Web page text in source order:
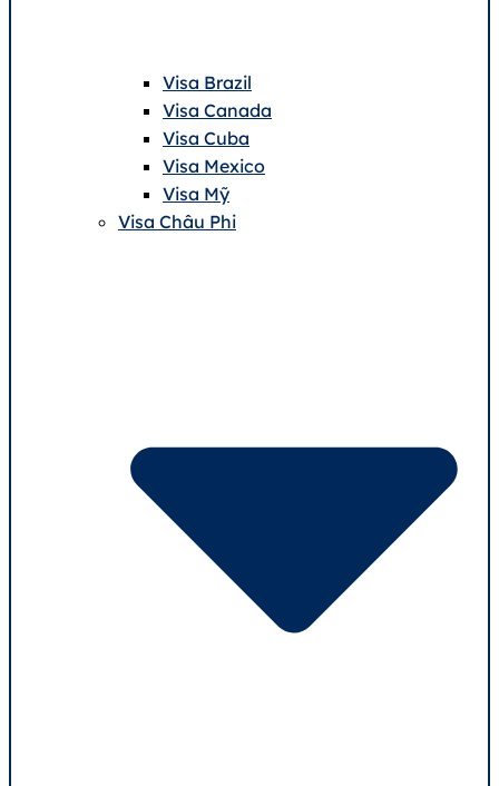
Visa Brazil
Visa Canada
Visa Cuba
Visa Mexico
Visa Mỹ
Visa Châu Phi